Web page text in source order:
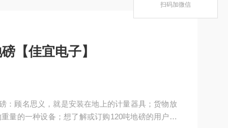
【佳宜电子】
：顾名思义，就是安装在地上的计量器具；货物放
量的一种设备；想了解或订购120吨地磅的用户，
扫码加微信